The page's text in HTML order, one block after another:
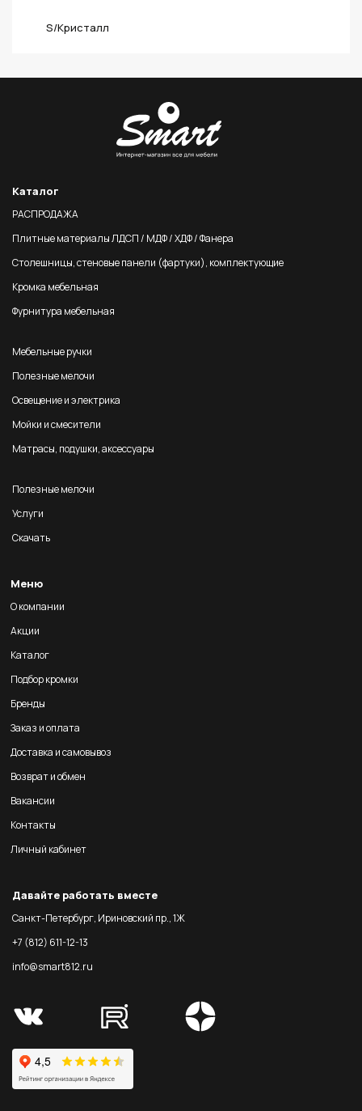
S/Кристалл
Каталог
РАСПРОДАЖА
Плитные материалы ЛДСП / МДФ / ХДФ / Фанера
Столешницы, стеновые панели (фартуки), комплектующие
Кромка мебельная
Фурнитура мебельная
Мебельные ручки
Полезные мелочи
Освещение и электрика
Мойки и смесители
Матрасы, подушки, аксессуары
Полезные мелочи
Услуги
Скачать
Меню
О компании
Акции
Каталог
Подбор кромки
Бренды
Заказ и оплата
Доставка и самовывоз
Возврат и обмен
Вакансии
Контакты
Личный кабинет
Давайте работать вместе
Санкт-Петербург, Ириновский пр., 1Ж
+7 (812) 611-12-13
info@smart812.ru